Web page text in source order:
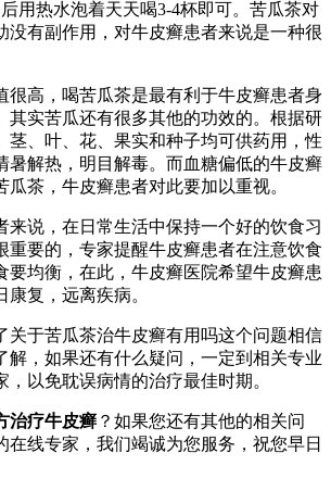
用热水泡着天天喝3-4杯即可。苦瓜茶对
没有副作用，对牛皮癣患者来说是一种很
高，喝苦瓜茶是最有利于牛皮癣患者身
其实苦瓜还有很多其他的功效的。根据研
茎、叶、花、果实和种子均可供药用，性
暑解热，明目解毒。而血糖偏低的牛皮癣
瓜茶，牛皮癣患者对此要加以重视。
说，在日常生活中保持一个好的饮食习
重要的，专家提醒牛皮癣患者在注意饮食
要均衡，在此，牛皮癣医院希望牛皮癣患
复，远离疾病。
于苦瓜茶治牛皮癣有用吗这个问题相信
解，如果还有什么疑问，一定到相关专业
，以免耽误病情的治疗最佳时期。
治疗牛皮癣 ？如果您还有其他的相关问
在线专家，我们竭诚为您服务，祝您早日